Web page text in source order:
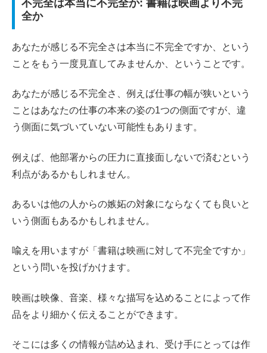
不完全は本当に不完全か: 書籍は映画より不完
全か
あなたが感じる不完全さは本当に不完全ですか、という
ことをもう一度見直してみませんか、ということです。
あなたが感じる不完全さ、例えば仕事の幅が狭いという
ことはあなたの仕事の本来の姿の1つの側面ですが、違
う側面に気づいていない可能性もあります。
例えば、他部署からの圧力に直接面しないで済むという
利点があるかもしれません。
あるいは他の人からの嫉妬の対象にならなくても良いと
いう側面もあるかもしれません。
喩えを用いますが「書籍は映画に対して不完全ですか」
という問いを投げかけます。
映画は映像、音楽、様々な描写を込めることによって作
品をより細かく伝えることができます。
そこには多くの情報が詰め込まれ、受け手にとっては作